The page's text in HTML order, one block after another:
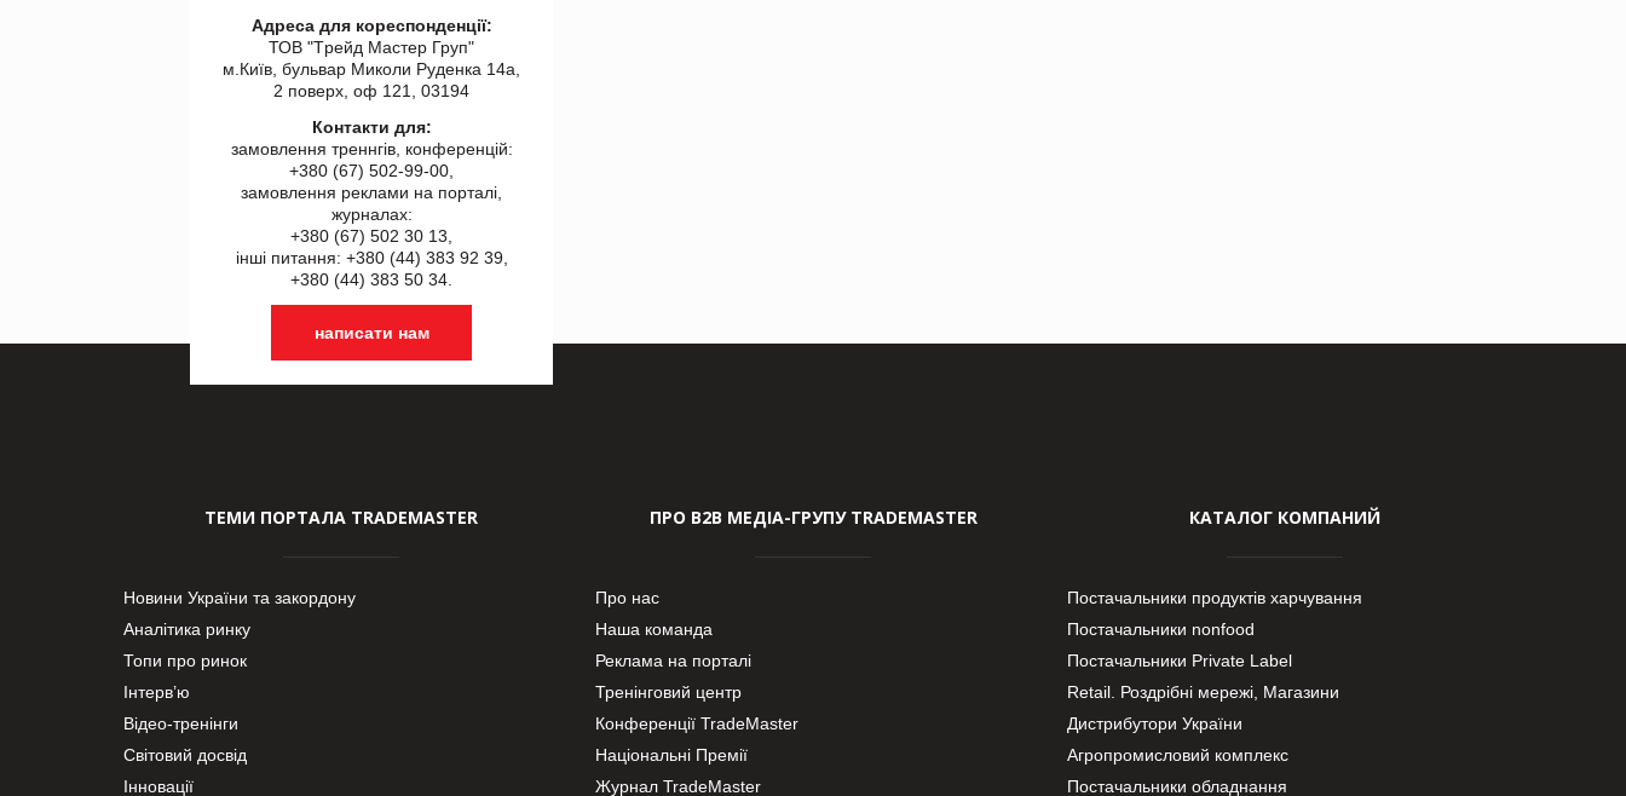
Адреса для кореспонденції:
ТОВ "Tрейд Мастер Груп"
м.Київ, бульвар Миколи Руденка 14а,
2 поверх, оф 121, 03194
Контакти для:
замовлення треннгів, конференцій:
+380 (67) 502-99-00,
замовлення реклами на порталі,
журналах:
+380 (67) 502 30 13,
інші питання: +380 (44) 383 92 39,
+380 (44) 383 50 34.
написати нам
ТЕМИ ПОРТАЛА TRADEMASTER
Новини України та закордону
Аналітика ринку
Топи про ринок
Інтерв’ю
Відео-тренінги
Світовий досвід
Інновації
ПРО В2В МЕДІА-ГРУПУ TRADEMASTER
Про нас
Наша команда
Реклама на порталі
Тренінговий центр
Конференції TradeMaster
Національні Премії
Журнал TradeMaster
КАТАЛОГ КОМПАНИЙ
Постачальники продуктів харчування
Постачальники nonfood
Постачальники Private Label
Retail. Роздрібні мережі, Магазини
Дистрибутори України
Агропромисловий комплекс
Постачальники обладнання